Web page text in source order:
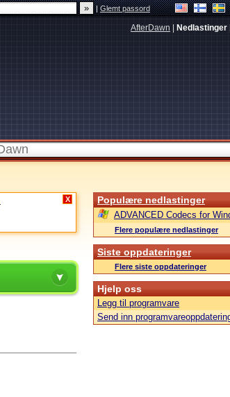
|Glemt passord
AfterDawn Nedlastinger
X Populære nedlastinger
ADVANCED Codecs for
Flere populære nedlastinger
Siste oppdateringer
Flere siste oppdateringer
Hjelp oss
Legg til programvare
Send inn